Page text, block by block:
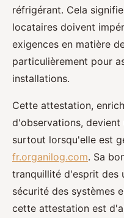
réfrigérant. Cela
locataires doivent
exigences en matière
particulièrement pour
installations.
Cette attestation,
d'observations,
surtout lorsqu'elle est
fr.organilog.com. Sa
tranquillité d'esprit des
sécurité des systèmes
cette attestation est